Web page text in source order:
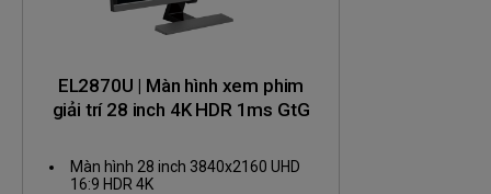
EL2870U | Màn hình xem phim
giải trí 28 inch 4K HDR 1ms GtG
Màn hình 28 inch 3840x2160 UHD
16:9 HDR 4K